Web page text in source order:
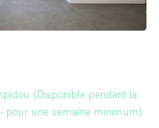
(Disponible pendant la
pour une semaine minimum)